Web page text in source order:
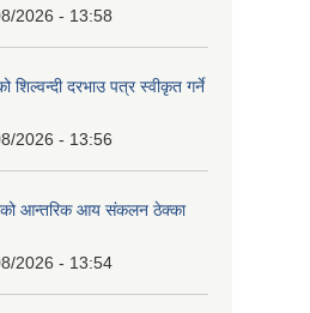
2026 - 13:58
दरभाउ पत्र स्वीकृत गर्ने
2026 - 13:56
आन्तरिक आय संकलन ठेक्का
2026 - 13:54